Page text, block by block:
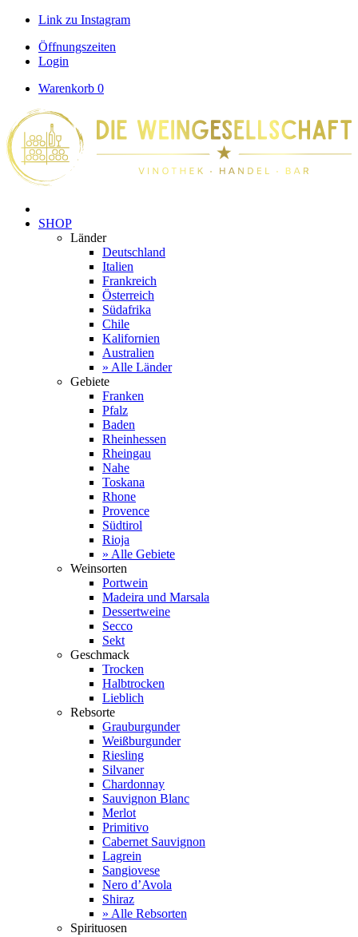
Link zu Instagram
Öffnungszeiten
Login
Warenkorb 0
SHOP
Länder
Deutschland
Italien
Frankreich
Österreich
Südafrika
Chile
Kalifornien
Australien
» Alle Länder
Gebiete
Franken
Pfalz
Baden
Rheinhessen
Rheingau
Nahe
Toskana
Rhone
Provence
Südtirol
Rioja
» Alle Gebiete
Weinsorten
Portwein
Madeira und Marsala
Dessertweine
Secco
Sekt
Geschmack
Trocken
Halbtrocken
Lieblich
Rebsorte
Grauburgunder
Weißburgunder
Riesling
Silvaner
Chardonnay
Sauvignon Blanc
Merlot
Primitivo
Cabernet Sauvignon
Lagrein
Sangiovese
Nero d’Avola
Shiraz
» Alle Rebsorten
Spirituosen